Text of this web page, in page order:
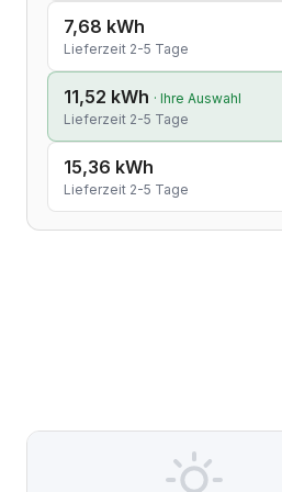
7,68 kWh
Lieferzeit 2-5 Tage
11,52 kWh · Ihre Auswahl
Lieferzeit 2-5 Tage
15,36 kWh
Lieferzeit 2-5 Tage